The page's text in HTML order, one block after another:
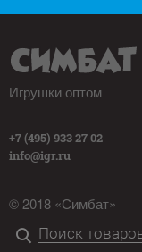
Игрушки оптом
+7 (495) 933 27 02
info@igr.ru
© 2018 «Симбат»